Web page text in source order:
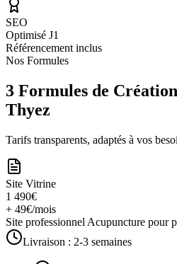
SEO
Optimisé J1
Référencement inclus
Nos Formules
3 Formules de
Thyez
Tarifs transparents, adaptés à vos
Site Vitrine
1 490€
+ 49€/mois
Site professionnel Acupuncture pour
Livraison : 2-3 semaines